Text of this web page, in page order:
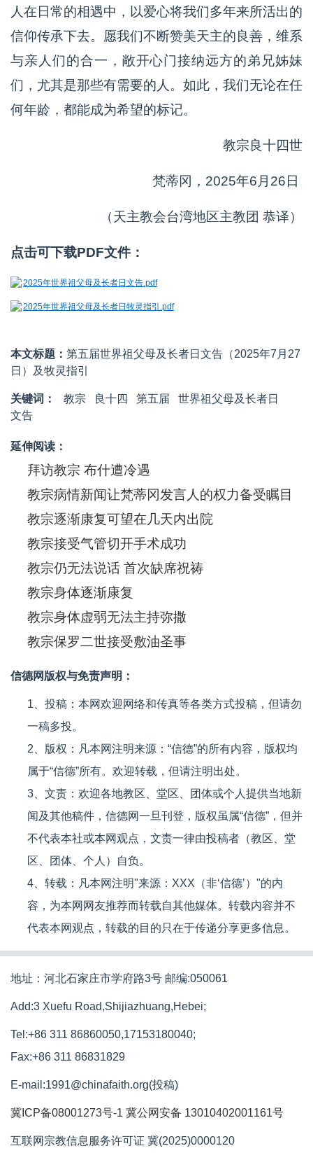
人在日常的相遇中，以爱心将我们多年来所活出的
信仰传承下去。愿我们不断赞美天主的良善，维系
与亲人们的合一，敞开心门接纳远方的弟兄姊妹
们，尤其是那些有需要的人。如此，我们无论在任
何年龄，都能成为希望的标记。
教宗良十四世
梵蒂冈，2025年6月26日
（天主教会台湾地区主教团 恭译）
点击可下载PDF文件：
2025年世界祖父母及长者日文告.pdf
2025年世界祖父母及长者日牧灵指引.pdf
本文标题： 第五届世界祖父母及长者日文告（2025年7月27
日）及牧灵指引
关键词： 教宗 良十四 第五届
世界祖父母及长者日
文告
延伸阅读：
拜访教宗 布什遭冷遇
教宗病情新闻让梵蒂冈发言人的权力备受瞩目
教宗逐渐康复可望在几天内出院
教宗接受气管切开手术成功
教宗仍无法说话 首次缺席祝祷
教宗身体逐渐康复
教宗身体虚弱无法主持弥撒
教宗保罗二世接受敷油圣事
信德网版权与免责声明：
1、投稿：本网欢迎网络和传真等各类方式投稿，但请勿
一稿多投。
2、版权：凡本网注明来源：“信德”的所有内容，版权均
属于“信德”所有。欢迎转载，但请注明出处。
3、文责：欢迎各地教区、堂区、团体或个人提供当地新
闻及其他稿件，信德网一旦刊登，版权虽属“信德”，但并
不代表本社或本网观点，文责一律由投稿者（教区、堂
区、团体、个人）自负。
4、转载：凡本网注明"来源：XXX（非‘信德’）"的内
容，为本网网友推荐而转载自其他媒体。转载内容并不
代表本网观点，转载的目的只在于传递分享更多信息。
地址：河北石家庄市学府路3号 邮编:050061
Add:3 Xuefu Road,Shijiazhuang,Hebei;
Tel:+86 311 86860050,17153180040;
Fax:+86 311 86831829
E-mail:1991@chinafaith.org(投稿)
冀ICP备08001273号-1 冀公网安备 13010402001161号
互联网宗教信息服务许可证 冀(2025)0000120